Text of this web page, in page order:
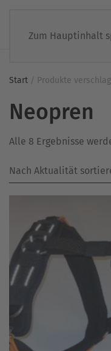
Zum Hauptinhalt
Start / Produkte
Neopren
Alle 8 Ergebnisse